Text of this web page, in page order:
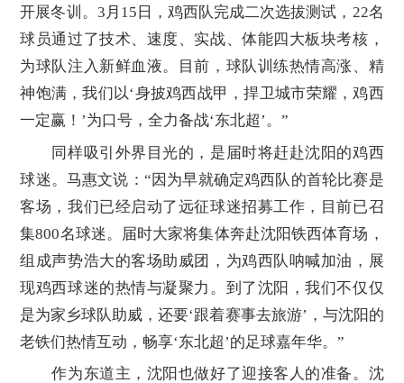
开展冬训。3月15日，鸡西队完成二次选拔测试，22名
球员通过了技术、速度、实战、体能四大板块考核，
为球队注入新鲜血液。目前，球队训练热情高涨、精
神饱满，我们以‘身披鸡西战甲，捍卫城市荣耀，鸡西
一定赢！’为口号，全力备战‘东北超’。”
同样吸引外界目光的，是届时将赶赴沈阳的鸡西
球迷。马惠文说：“因为早就确定鸡西队的首轮比赛是
客场，我们已经启动了远征球迷招募工作，目前已召
集800名球迷。届时大家将集体奔赴沈阳铁西体育场，
组成声势浩大的客场助威团，为鸡西队呐喊加油，展
现鸡西球迷的热情与凝聚力。到了沈阳，我们不仅仅
是为家乡球队助威，还要‘跟着赛事去旅游’，与沈阳的
老铁们热情互动，畅享‘东北超’的足球嘉年华。”
作为东道主，沈阳也做好了迎接客人的准备。沈